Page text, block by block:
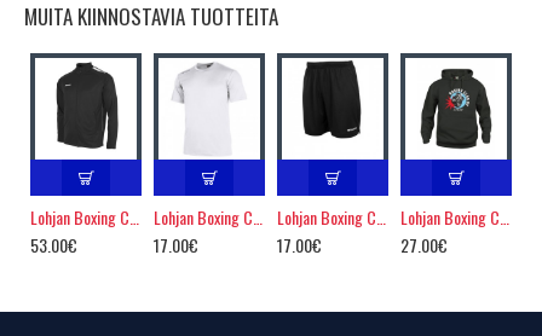
MUITA KIINNOSTAVIA TUOTTEITA
53.00€
17.00€
17.00€
27.00€